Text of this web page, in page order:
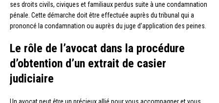
ses droits civils, civiques et familiaux perdus suite à une condamnation
pénale. Cette démarche doit être effectuée auprès du tribunal qui a
prononcé la condamnation ou auprès du juge d’application des peines.
Le rôle de l’avocat dans la procédure
d’obtention d’un extrait de casier
judiciaire